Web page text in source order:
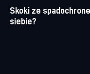
Skoki ze
siebie?